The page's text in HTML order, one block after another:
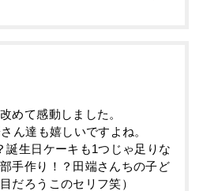
めて感動しました。
ん達も嬉しいですよね。
誕生日ケーキも1つじゃ足りな
手作り！？田端さんちの子ど
だろうこのセリフ笑）